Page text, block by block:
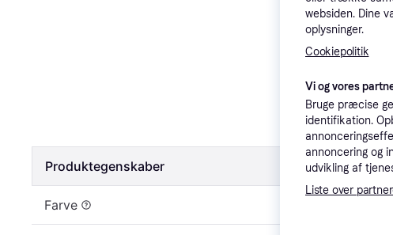
Majvillan Black
648 kr.
Produktegenskaber
Farve
websiden. Dine
oplysninger.
Cookiepolitik
Vi og vores
Bruge præcise
identifikation.
annoncering og
udvikling af
Liste over